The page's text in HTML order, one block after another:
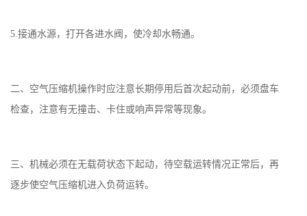
5.接通水源，打开各进水阀，使冷却水畅通。
二、空气压缩机操作时应注意长期停用后首次起动前，必须盘车
检查，注意有无撞击、卡住或响声异常等现象。
三、机械必须在无载荷状态下起动，待空载运转情况正常后，再
逐步使空气压缩机进入负荷运转。